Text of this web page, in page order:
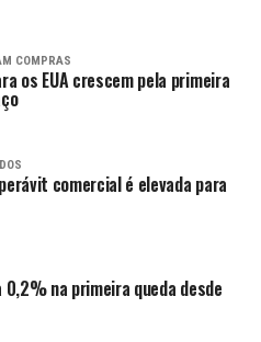
COMPRAS
os EUA crescem pela primeira
comercial é elevada para
na primeira queda desde